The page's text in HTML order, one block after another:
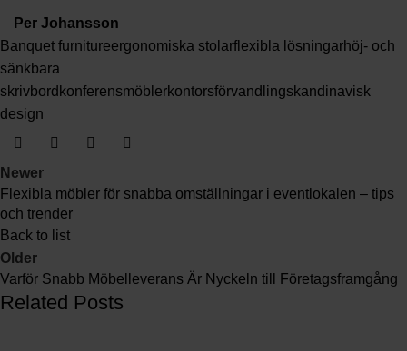
Per Johansson
Banquet furnitureergonomiska stolarflexibla lösningarhöj- och
sänkbara
skrivbord konferensmöblerkontorsförvandlingskandinavisk
design
Newer
Flexibla möbler för snabba omställningar i eventlokalen – tips
och trender
Back to list
Older
Varför Snabb Möbelleverans Är Nyckeln till Företagsframgång
Related Posts